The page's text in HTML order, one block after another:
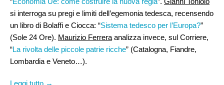
si interroga su pregi e limiti dell’egemonia tedesca, recensendo
un libro di Bolaffi e Ciocca: “Sistema tedesco per l’Europa?”
(Sole 24 Ore). Maurizio Ferrera analizza invece, sul Corriere,
“La rivolta delle piccole patrie ricche” (Catalogna, Fiandre,
Lombardia e Veneto…).
Leggi tutto →